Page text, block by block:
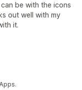
be with the icons
out well with my
it.